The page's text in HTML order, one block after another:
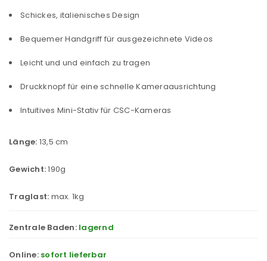
Schickes, italienisches Design
Bequemer Handgriff für ausgezeichnete Videos
Leicht und und einfach zu tragen
Druckknopf für eine schnelle Kameraausrichtung
Intuitives Mini-Stativ für CSC-Kameras
Länge: 13,5 cm
Gewicht:190g
Traglast: max. 1kg
Zentrale Baden: lagernd
Online: sofort lieferbar